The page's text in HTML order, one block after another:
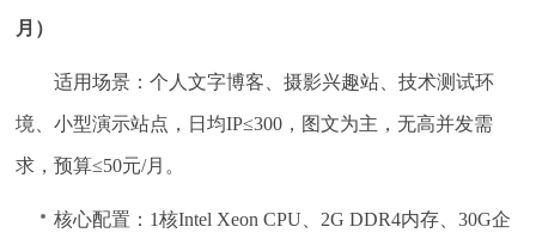
月）
适用场景：个人文字博客、摄影兴趣站、技术测试环
境、小型演示站点，日均IP≤300，图文为主，无高并发需
求，预算≤50元/月。
核心配置：1核Intel Xeon CPU、2G DDR4内存、30G企